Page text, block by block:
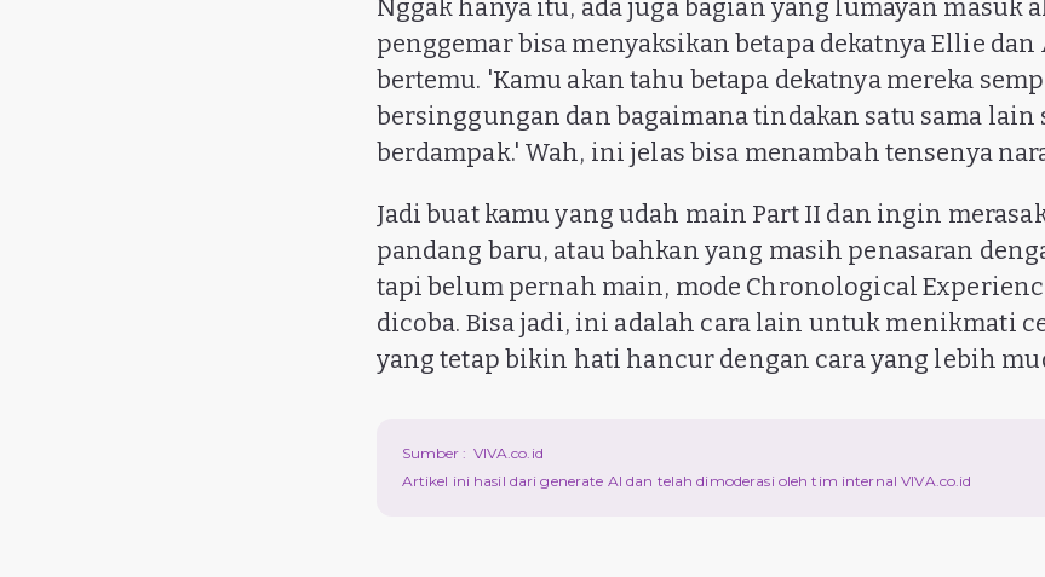
Nggak hanya itu, ada juga bagian yang lumayan masuk
penggemar bisa menyaksikan betapa dekatnya Ellie
bertemu. 'Kamu akan tahu betapa dekatnya mereka
bersinggungan dan bagaimana tindakan satu sama lain
berdampak.' Wah, ini jelas bisa menambah tensenya
Jadi buat kamu yang udah main Part II dan ingin
pandang baru, atau bahkan yang masih penasaran
tapi belum pernah main, mode Chronological
dicoba. Bisa jadi, ini adalah cara lain untuk menikmati
yang tetap bikin hati hancur dengan cara yang lebih
Sumber : VIVA.co.id
Artikel ini hasil dari generate AI dan telah dimoderasi oleh tim internal VIVA.co.id